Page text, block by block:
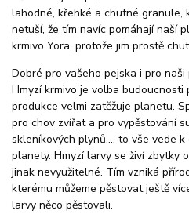
lahodné, křehké a chutné granule,
netuší, že tím navíc pomáhají naší
krmivo Yora, protože jim prostě
Dobré pro vašeho pejska i pro naši
Hmyzí krmivo je volba budoucnosti
produkce velmi zatěžuje planetu.
pro chov zvířat a pro vypěstování
skleníkových plynů..., to vše vede
planety. Hmyzí larvy se živí zbytky
jinak nevyužitelné. Tím vzniká
kterému můžeme pěstovat ještě
larvy něco pěstovali.